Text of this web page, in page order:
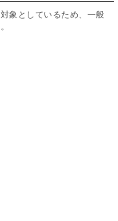
象としているため、一般